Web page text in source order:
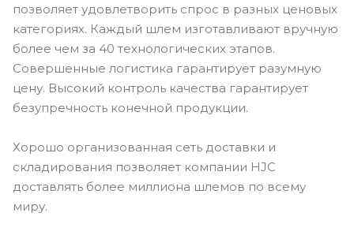
позволяет удовлетворить спрос в разных ценовых
категориях. Каждый шлем изготавливают вручную
более чем за 40 технологических этапов.
Совершенные логистика гарантирует разумную
цену. Высокий контроль качества гарантирует
безупречность конечной продукции.
Хорошо организованная сеть доставки и
складирования позволяет компании HJC
доставлять более миллиона шлемов по всему
миру.